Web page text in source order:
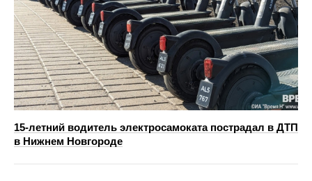
15-летний водитель электросамоката пострадал в ДТП
в Нижнем Новгороде